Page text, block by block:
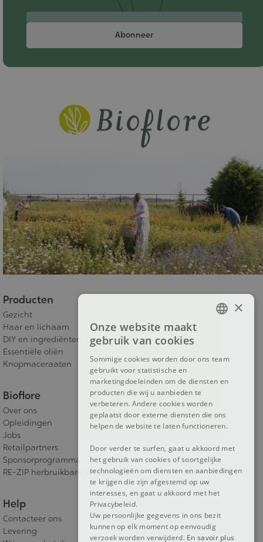
Producten
Gezicht
Haar en lichaam
DIY en ingrediënten
Essentiële oliën
Knopmaceraaten
Bioflore
Over ons
Opleidingen
Jobs
Retailpartners
Sponsorprogramma
RE-ZIP herbruikbare verpakking
Help
Contacteer ons
Levering
Abonneer
×
Onze website maakt
gebruik van cookies
Sommige cookies worden door ons team
gebruikt voor statistische en
marketingdoeleinden om de diensten en
producten die wij u aanbieden te
verbeteren. Andere cookies worden
geplaatst door externe diensten die ons
helpen de website te laten functioneren.
Door verder te surfen, gaat u akkoord met
het gebruik van cookies of soortgelijke
technologieën om diensten en aanbiedingen
te krijgen die zijn afgestemd op uw
interesses, en gaat u akkoord met het
Privacybeleid.
Uw persoonlijke gegevens in ons bezit
kunnen op elk moment op eenvoudig
verzoek worden verwijderd. En savoir plus